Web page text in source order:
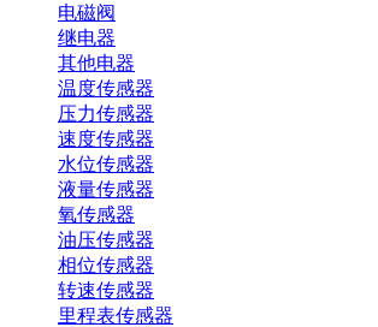
电磁阀
继电器
其他电器
温度传感器
压力传感器
速度传感器
水位传感器
液量传感器
氧传感器
油压传感器
相位传感器
转速传感器
里程表传感器